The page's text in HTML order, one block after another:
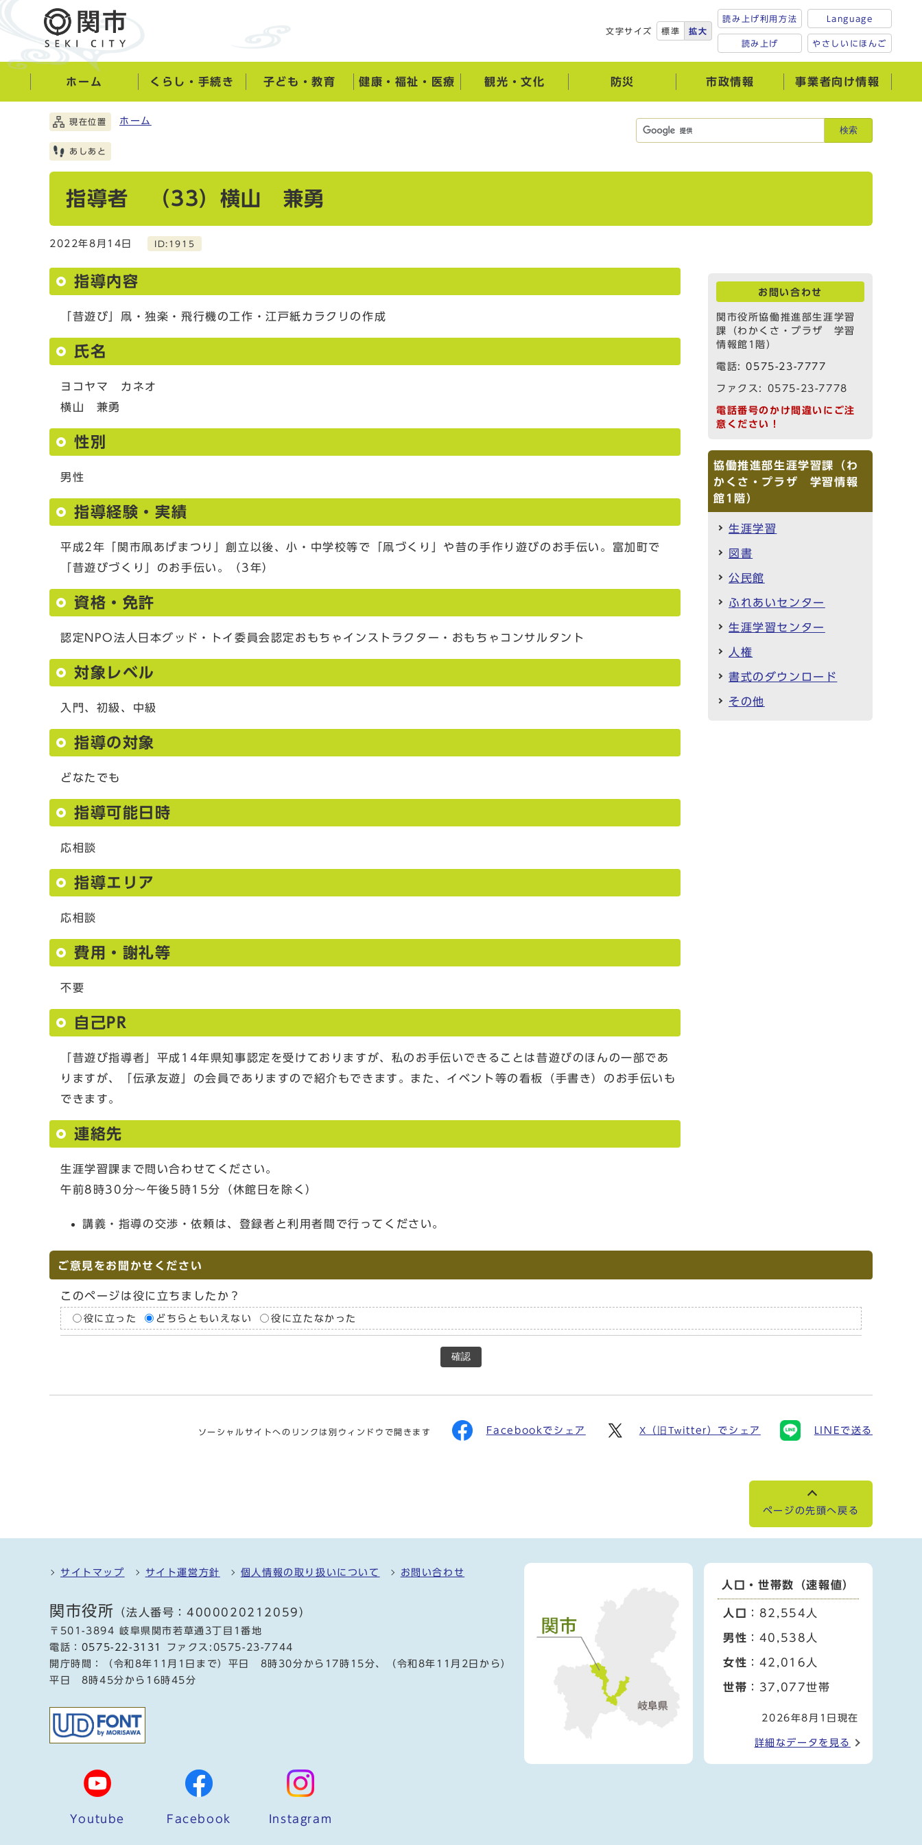
文字サイズ 標準 拡大
読み上げ利用方法
読み上げ
Language
やさしいにほんご
ホーム くらし・手続き 子ども・教育 健康・福祉・医療 観光・文化 防災 市政情報 事業者向け情報
検索
現在位置 ホーム
あしあと
指導者 （33）横山 兼勇
2022年8月14日 ID:1915
指導内容
「昔遊び」凧・独楽・飛行機の工作・江戸紙カラクリの作成
氏名
ヨコヤマ カネオ
横山 兼勇
性別
男性
指導経験・実績
平成2年「関市凧あげまつり」創立以後、小・中学校等で「凧づくり」や昔の手作り遊びのお手伝い。富加町で
「昔遊びづくり」のお手伝い。（3年）
資格・免許
認定NPO法人日本グッド・トイ委員会認定おもちゃインストラクター・おもちゃコンサルタント
対象レベル
入門、初級、中級
指導の対象
どなたでも
指導可能日時
応相談
指導エリア
応相談
費用・謝礼等
不要
自己PR
「昔遊び指導者」平成14年県知事認定を受けておりますが、私のお手伝いできることは昔遊びのほんの一部であ
りますが、「伝承友遊」の会員でありますので紹介もできます。また、イベント等の看板（手書き）のお手伝いも
できます。
連絡先
生涯学習課まで問い合わせてください。
午前8時30分～午後5時15分（休館日を除く）
講義・指導の交渉・依頼は、登録者と利用者間で行ってください。
お問い合わせ
関市役所協働推進部生涯学習
課（わかくさ・プラザ 学習
情報館1階）
電話:0575-23-7777
ファクス: 0575-23-7778
電話番号のかけ間違いにご注
意ください！
協働推進部生涯学習課（わ
かくさ・プラザ 学習情報
館1階）
生涯学習
図書
公民館
ふれあいセンター
生涯学習センター
人権
書式のダウンロード
その他
ご意見をお聞かせください
このページは役に立ちましたか？
役に立った どちらともいえない 役に立たなかった
確認
ソーシャルサイトへのリンクは別ウィンドウで開きます Facebookでシェア X（旧Twitter）でシェア LINEで送る
ページの先頭へ戻る
サイトマップ サイト運営方針 個人情報の取り扱いについて お問い合わせ
関市役所 （法人番号：4000020212059）
〒501-3894 岐阜県関市若草通3丁目1番地
電話： 0575-22-3131
ファクス:0575-23-7744
開庁時間：（令和8年11月1日まで）平日 8時30分から17時15分、（令和8年11月2日から）
平日 8時45分から16時45分
Youtube Facebook Instagram
人口・世帯数（速報値）
人口 ：82,554人
男性 ：40,538人
女性 ：42,016人
世帯 ：37,077世帯
2026年8月1日現在
詳細なデータを見る